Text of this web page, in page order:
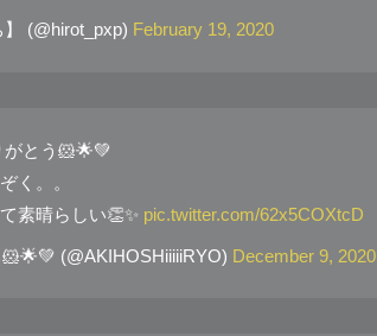
(@hirot_pxp) February 19, 2020
とう🐹🌟💚
く。。
素晴らしい👏✨ pic.twitter.com/62x5COXtcD
(@AKIHOSHiiiiiRYO) December 9, 2020